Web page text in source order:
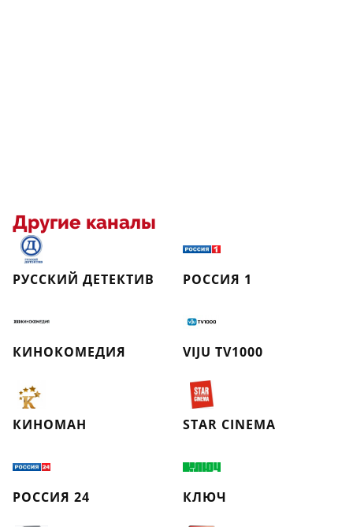
Другие каналы
РУССКИЙ ДЕТЕКТИВ РОССИЯ 1
КИНОКОМЕДИЯ VIJU TV1000
КИНОМАН STAR CINEMA
РОССИЯ 24 КЛЮЧ